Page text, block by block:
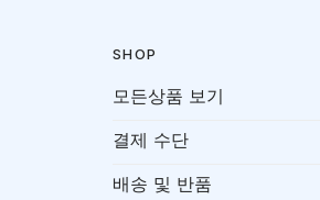
SHOP
모든상품 보기
결제 수단
배송 및 반품